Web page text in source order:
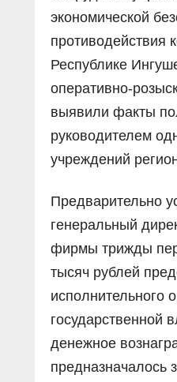
экономической
противодействия
Республике
оперативно-
выявили факты
руководителем
учреждений
Предварительно
генеральный
фирмы трижды
тысяч рублей
исполнительного
государственной
денежное
предназначалось